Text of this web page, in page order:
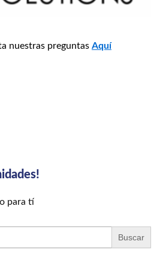
nuestras preguntas Aquí
para tí